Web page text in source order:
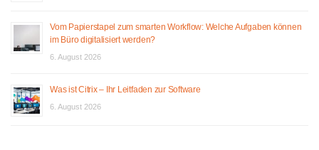
Vom Papierstapel zum smarten Workflow: Welche Aufgaben können
im Büro digitalisiert werden?
6. August 2026
Was ist Citrix – Ihr Leitfaden zur Software
6. August 2026